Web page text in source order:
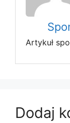
Artykuł
Dodaj